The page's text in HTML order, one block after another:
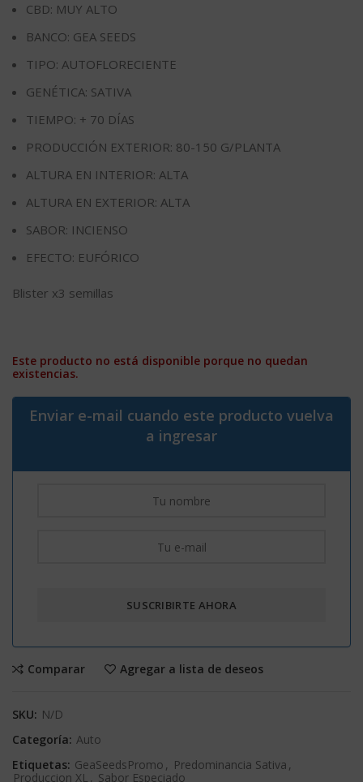
CBD: MUY ALTO
BANCO: GEA SEEDS
TIPO: AUTOFLORECIENTE
GENÉTICA: SATIVA
TIEMPO: + 70 DÍAS
PRODUCCIÓN EXTERIOR: 80-150 G/PLANTA
ALTURA EN INTERIOR: ALTA
ALTURA EN EXTERIOR: ALTA
SABOR: INCIENSO
EFECTO: EUFÓRICO
Blister x3 semillas
Este producto no está disponible porque no quedan
existencias.
Enviar e-mail cuando este producto vuelva
a ingresar
Comparar Agregar a lista de deseos
SKU: N/D
Categoría: Auto
Etiquetas: GeaSeedsPromo , Predominancia Sativa ,
Produccion XL , Sabor Especiado